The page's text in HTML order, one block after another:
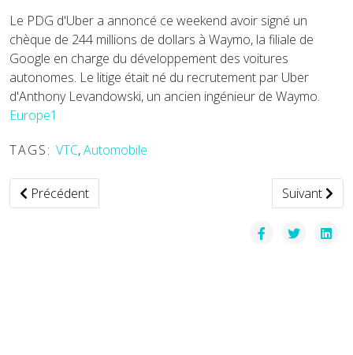
Le PDG d'Uber a annoncé ce weekend avoir signé un
chèque de 244 millions de dollars à Waymo, la filiale de
Google en charge du développement des voitures
autonomes. Le litige était né du recrutement par Uber
d'Anthony Levandowski, un ancien ingénieur de Waymo.
Europe1
TAGS: VTC,Automobile
Article précédent : Rimac rivalisera avec Tesla au Salon de
Précédent Article
Suivant